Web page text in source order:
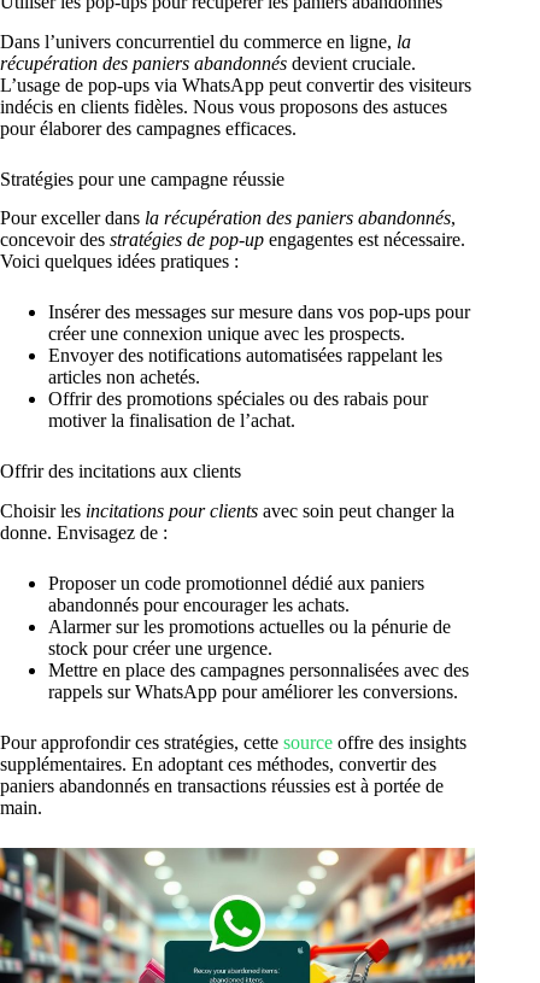
Dans l’univers concurrentiel du commerce en ligne, la
récupération des paniers abandonnés devient cruciale.
L’usage de pop-ups via WhatsApp peut convertir des visiteurs
indécis en clients fidèles. Nous vous proposons des astuces
pour élaborer des campagnes efficaces.
Stratégies pour une campagne réussie
Pour exceller dans la récupération des paniers abandonnés,
concevoir des stratégies de pop-up engagentes est nécessaire.
Voici quelques idées pratiques :
Insérer des messages sur mesure dans vos pop-ups pour
créer une connexion unique avec les prospects.
Envoyer des notifications automatisées rappelant les
articles non achetés.
Offrir des promotions spéciales ou des rabais pour
motiver la finalisation de l’achat.
Offrir des incitations aux clients
Choisir les incitations pour clients avec soin peut changer la
donne. Envisagez de :
Proposer un code promotionnel dédié aux paniers
abandonnés pour encourager les achats.
Alarmer sur les promotions actuelles ou la pénurie de
stock pour créer une urgence.
Mettre en place des campagnes personnalisées avec des
rappels sur WhatsApp pour améliorer les conversions.
Pour approfondir ces stratégies, cette source offre des insights
supplémentaires. En adoptant ces méthodes, convertir des
paniers abandonnés en transactions réussies est à portée de
main.